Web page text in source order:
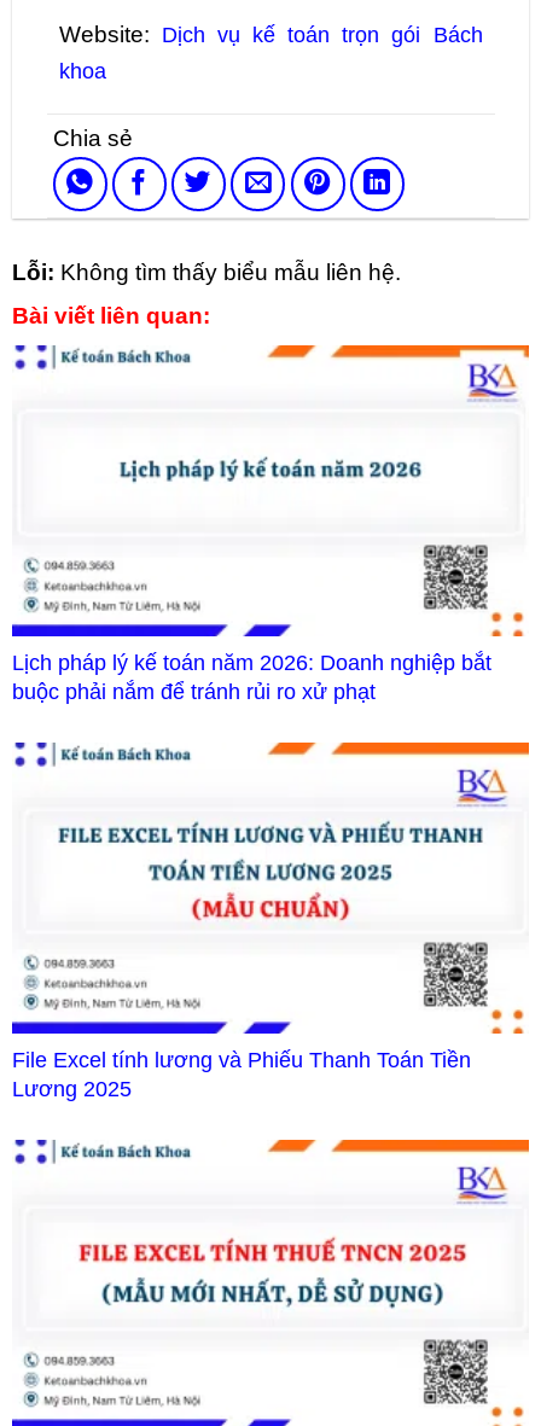
Website: Dịch vụ kế toán trọn gói Bách
khoa
Lỗi: Không tìm thấy biểu mẫu liên hệ.
Bài viết liên quan:
Lịch pháp lý kế toán năm 2026: Doanh nghiệp bắt
buộc phải nắm để tránh rủi ro xử phạt
File Excel tính lương và Phiếu Thanh Toán Tiền
Lương 2025